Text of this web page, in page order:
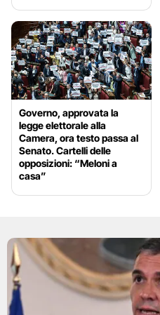
Governo, approvata la
legge elettorale alla
Camera, ora testo passa al
Senato. Cartelli delle
opposizioni: “Meloni a
casa”